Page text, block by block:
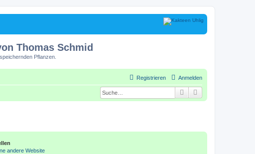
Thomas Schmid
Pflanzen.
Anmelden
Registrieren
Suche
andere Website